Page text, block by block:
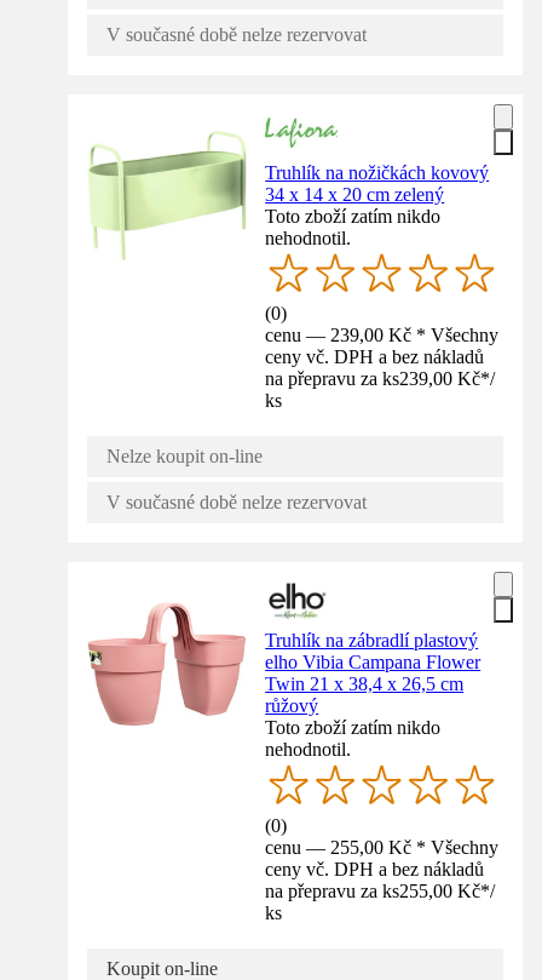
V současné době nelze rezervovat
Truhlík na nožičkách kovový
34 x 14 x 20 cm zelený
Toto zboží zatím nikdo
nehodnotil.
(0)
cenu — 239,00 Kč * Všechny
ceny vč. DPH a bez nákladů
na přepravu za ks239,00 Kč*/
ks
Nelze koupit on-line
V současné době nelze rezervovat
Truhlík na zábradlí plastový
elho Vibia Campana Flower
Twin 21 x 38,4 x 26,5 cm
růžový
Toto zboží zatím nikdo
nehodnotil.
(0)
cenu — 255,00 Kč * Všechny
ceny vč. DPH a bez nákladů
na přepravu za ks255,00 Kč*/
ks
Koupit on-line